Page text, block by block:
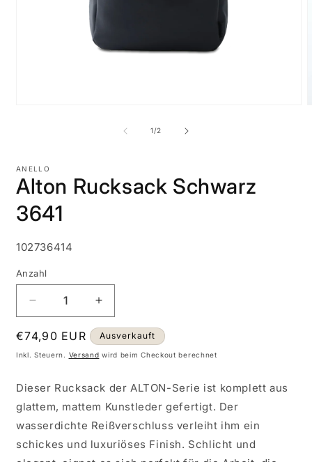
1/von
2
ANELLO
Alton Rucksack Schwarz
3641
SKU:
102736414
Anzahl
Verringere
die
Menge
für
Schwarz
3641
Erhöhe
die
Menge
für
Schwarz
3641
Normaler
Preis
€74,90 EUR Ausverkauft
Inkl. Steuern. Versand wird beim Checkout berechnet
Dieser Rucksack der ALTON-Serie ist komplett aus
glattem, mattem Kunstleder gefertigt. Der
wasserdichte Reißverschluss verleiht ihm ein
schickes und luxuriöses Finish. Schlicht und